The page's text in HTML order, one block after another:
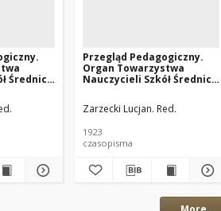
Średnich
Przegląd Pedagogiczny.
Organ Towarzystwa
Nauczycieli Szkół Średnich
Zarzecki Lucjan. Red.
1923
czasopisma